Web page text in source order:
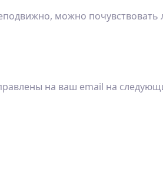
можно
на ваш email на